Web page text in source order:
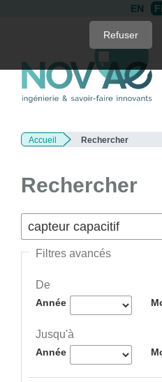
page
content
Navigation
Main
EN
Accueil Rechercher
Rechercher
Filtres avancés
De
Année
Jusqu'à
Année
Refuser